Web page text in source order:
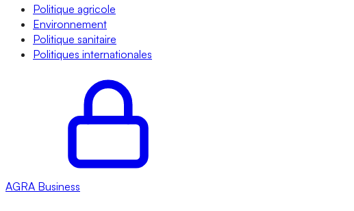
Politique agricole
Environnement
Politique sanitaire
Politiques internationales
AGRA Business